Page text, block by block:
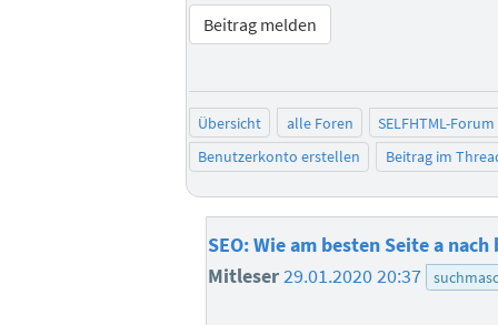
Beitrag melden
Übersicht alle Foren
SELFHTML-Forum
Benutzerkonto erstellen
Beitrag im
SEO: Wie am besten Seite a nach
Mitleser29.01.2020 20:37